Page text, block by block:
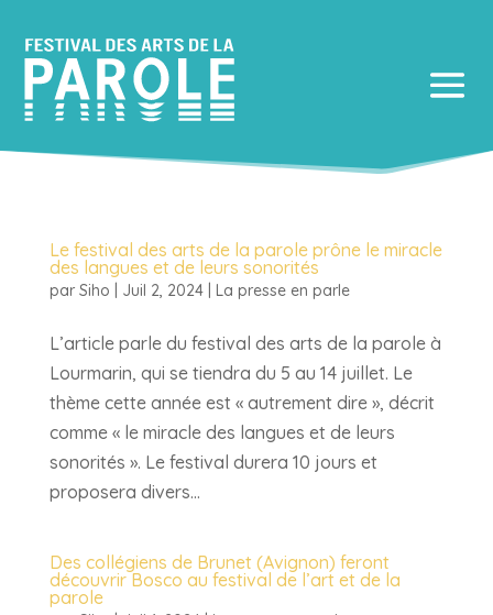
Le festival des arts de la parole prône le miracle
des langues et de leurs sonorités
par Siho Juil 2, 2024| La presse en parle
L’article parle du festival des arts de la parole à
Lourmarin, qui se tiendra du 5 au 14 juillet. Le
thème cette année est « autrement dire », décrit
comme « le miracle des langues et de leurs
sonorités ». Le festival durera 10 jours et
proposera divers...
Des collégiens de Brunet (Avignon) feront
découvrir Bosco au festival de l’art et de la
parole